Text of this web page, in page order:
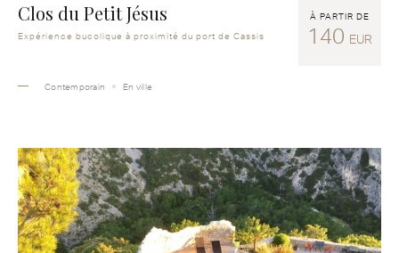
Clos du Petit Jésus
Expérience bucolique à proximité du port de Cassis
À PARTIR DE
140 EUR
Contemporain En ville